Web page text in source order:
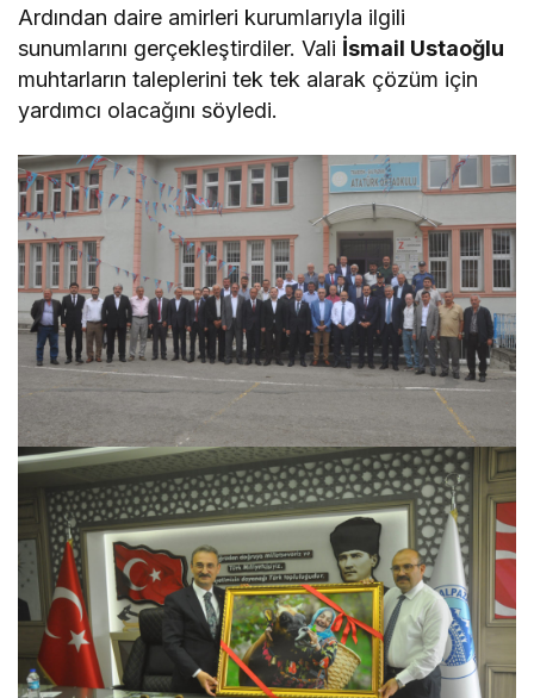
Ardından daire amirleri kurumlarıyla ilgili
sunumlarını gerçekleştirdiler. Vali İsmail Ustaoğlu
muhtarların taleplerini tek tek alarak çözüm için
yardımcı olacağını söyledi.